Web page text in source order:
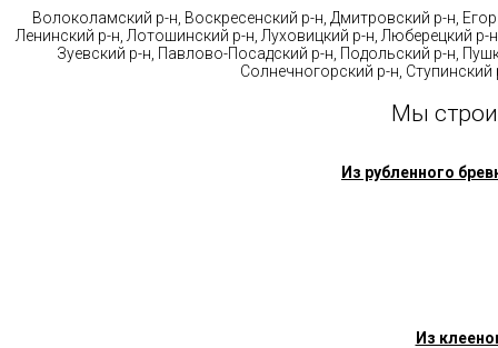
Волоколамский р-н, Воскресенский р-н, Дмитровский р-н,
Ленинский р-н, Лотошинский р-н, Луховицкий р-н, Люберецкий
Зуевский р-н, Павлово-Посадский р-н, Подольский р-н,
Солнечногорский р-н,
Мы
Из рубленного
Из